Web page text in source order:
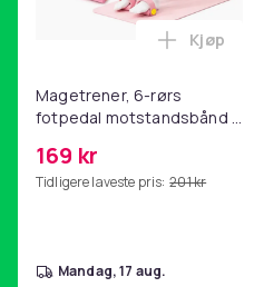
Magetrener, 6-rørs
fotpedal motstandsbånd -
yoga og
hjemmegymnastikk Pink
169 kr
Tidligere laveste pris: 201 kr
Legg
Kjøp
mandag, 17 aug.